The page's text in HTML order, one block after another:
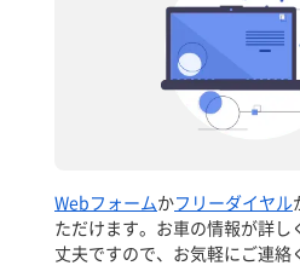
Webフォームかフリーダイヤル
ただけます。お車の情報が詳し
丈夫ですので、お気軽にご連絡